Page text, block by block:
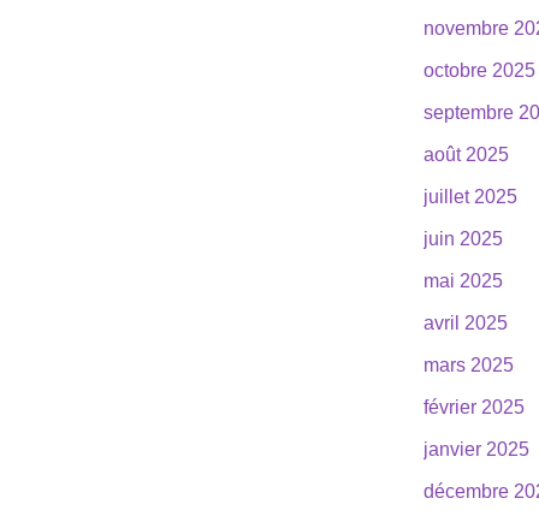
novembre
octobre 2025
septembre
août 2025
juillet 2025
juin 2025
mai 2025
avril 2025
mars 2025
février 2025
janvier 2025
décembre